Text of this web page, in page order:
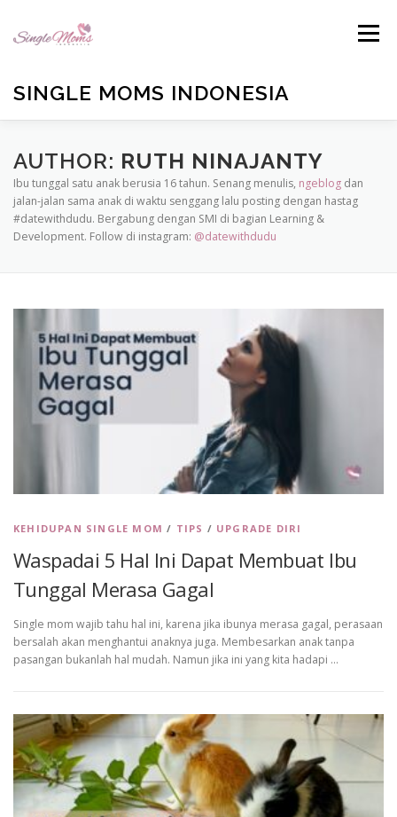
content
SINGLE MOMS INDONESIA
Menu
HOME PROFILE BLOG BUKU ANTOLOGI
EMAIL US TESTIMONIALS DONATE
AUTHOR: RUTH NINAJANTY
Ibu tunggal satu anak berusia 16 tahun. Senang menulis, ngeblog dan
jalan-jalan sama anak di waktu senggang lalu posting dengan hastag
#datewithdudu. Bergabung dengan SMI di bagian Learning &
Development. Follow di instagram: @datewithdudu
KEHIDUPAN SINGLE MOM / TIPS / UPGRADE DIRI
Waspadai 5 Hal Ini Dapat Membuat Ibu
Tunggal Merasa Gagal
Single mom wajib tahu hal ini, karena jika ibunya merasa gagal, perasaan
bersalah akan menghantui anaknya juga. Membesarkan anak tanpa
pasangan bukanlah hal mudah. Namun jika ini yang kita hadapi …